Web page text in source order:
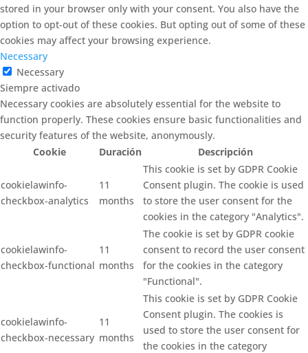
stored in your browser only with your consent. You also have the
option to opt-out of these cookies. But opting out of some of these
cookies may affect your browsing experience.
Necessary
Necessary
Siempre activado
Necessary cookies are absolutely essential for the website to
function properly. These cookies ensure basic functionalities and
security features of the website, anonymously.
Cookie
Duración Descripción
cookielawinfo-
checkbox-analytics
11
months
This cookie is set by GDPR Cookie
Consent plugin. The cookie is used
to store the user consent for the
cookies in the category "Analytics".
cookielawinfo-
checkbox-functional
11
months
The cookie is set by GDPR cookie
consent to record the user consent
for the cookies in the category
"Functional".
cookielawinfo-
checkbox-necessary
11
months
This cookie is set by GDPR Cookie
Consent plugin. The cookies is
used to store the user consent for
the cookies in the category